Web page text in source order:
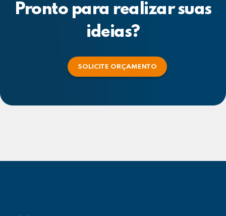
Pronto para realizar suas
ideias?
SOLICITE ORÇAMENTO